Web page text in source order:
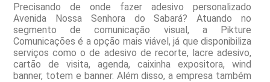
Precisando de onde fazer adesivo personalizado
Avenida Nossa Senhora do Sabará? Atuando no
segmento de comunicação visual, a Pikture
Comunicações é a opção mais viável, já que disponibiliza
serviços como o de adesivo de recorte, lacre adesivo,
cartão de visita, agenda, caixinha expositora, wind
banner, totem e banner. Além disso, a empresa também